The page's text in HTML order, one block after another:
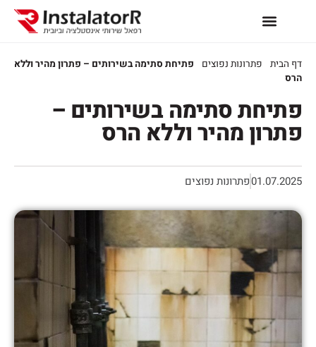
דף הבית פתרונות נפוצים
פתיחת סתימה בשירותים – פתרון מהיר וללא
הרס
פתיחת סתימה בשירותים –
פתרון מהיר וללא הרס
01.07.2025פתרונות נפוצים